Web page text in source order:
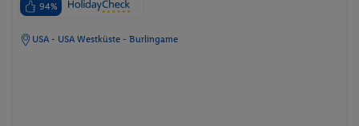
94%
USA - USA Westküste - Burlingame